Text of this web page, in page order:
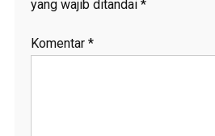
yang wajib ditandai *
Komentar *